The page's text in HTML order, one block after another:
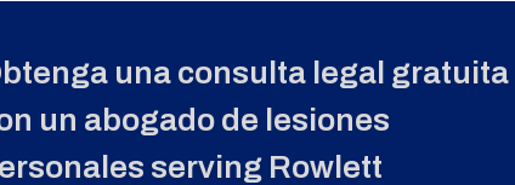
una consulta legal gratuita
un abogado de lesiones
serving Rowlett